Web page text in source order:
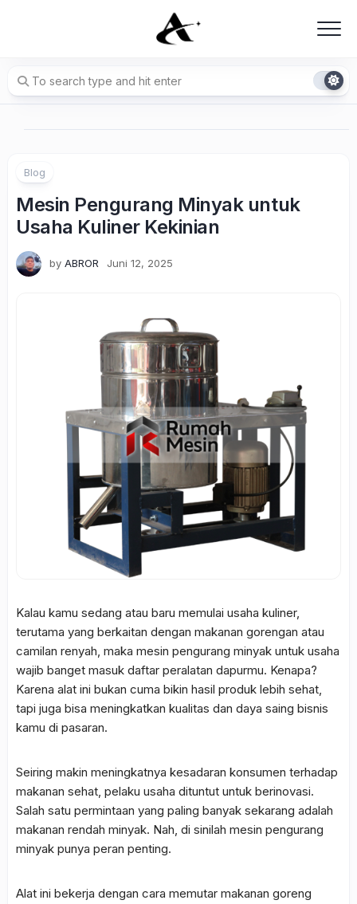
Blog
Mesin Pengurang Minyak untuk
Usaha Kuliner Kekinian
by ABROR Juni 12, 2025
Kalau kamu sedang atau baru memulai usaha kuliner,
terutama yang berkaitan dengan makanan gorengan atau
camilan renyah, maka mesin pengurang minyak untuk usaha
wajib banget masuk daftar peralatan dapurmu. Kenapa?
Karena alat ini bukan cuma bikin hasil produk lebih sehat,
tapi juga bisa meningkatkan kualitas dan daya saing bisnis
kamu di pasaran.
Seiring makin meningkatnya kesadaran konsumen terhadap
makanan sehat, pelaku usaha dituntut untuk berinovasi.
Salah satu permintaan yang paling banyak sekarang adalah
makanan rendah minyak. Nah, di sinilah mesin pengurang
minyak punya peran penting.
Alat ini bekerja dengan cara memutar makanan goreng